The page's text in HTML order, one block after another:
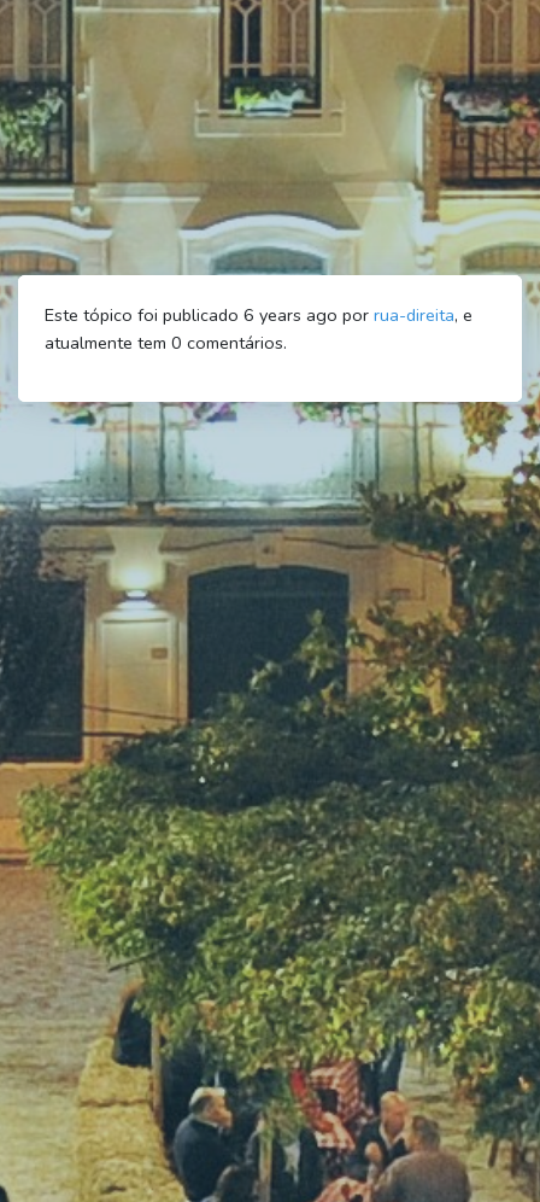
Este tópico foi publicado 6 years ago por rua-direita, e
atualmente tem 0 comentários.